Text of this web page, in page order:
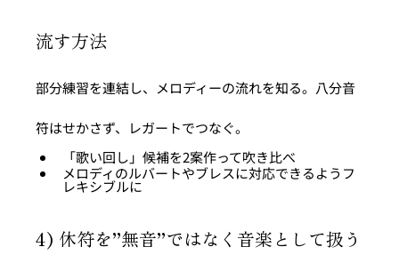
流す方法
部分練習を連結し、メロディーの流れを知る。八分音
符はせかさず、レガートでつなぐ。
「歌い回し」候補を2案作って吹き比べ
メロディのルバートやブレスに対応できるようフ
レキシブルに
4) 休符を”無音”ではなく音楽として扱う